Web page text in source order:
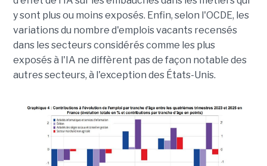
y sont plus ou moins exposés. Enfin, selon l'OCDE, les
variations du nombre d'emplois vacants recensés
dans les secteurs considérés comme les plus
exposés à l'IA ne diffèrent pas de façon notable des
autres secteurs, à l'exception des États-Unis.